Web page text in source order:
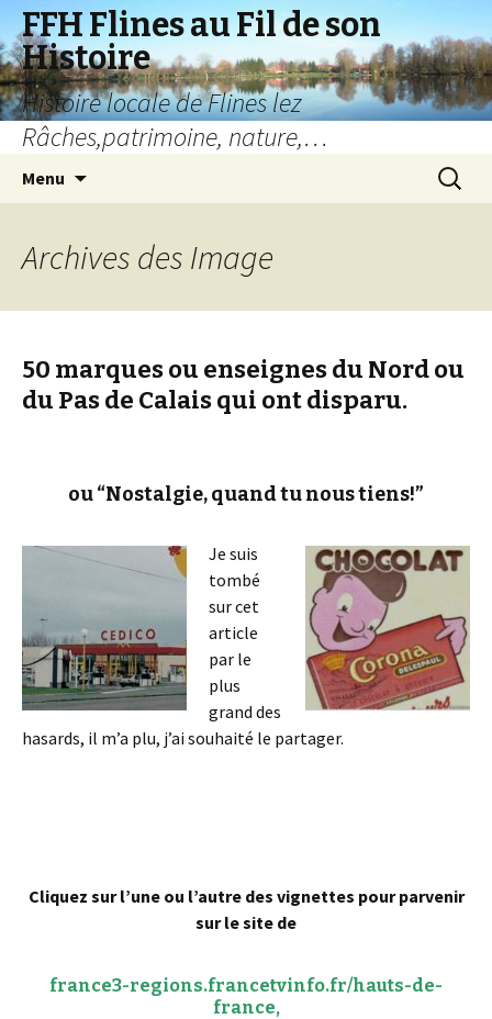
FFH Flines au Fil de son
Histoire
Histoire locale de Flines lez
Râches,patrimoine, nature,…
Menu
Archives des Image
50 marques ou enseignes du Nord ou
du Pas de Calais qui ont disparu.
ou“Nostalgie, quand tu nous tiens!”
Je suis
tombé
sur cet
article
par le
plus
grand des
hasards, il m’a plu, j’ai souhaité le partager.
Cliquez sur l’une ou l’autre des vignettes pour parvenir
sur le site de
france3-regions.francetvinfo.fr/hauts-de-
france,